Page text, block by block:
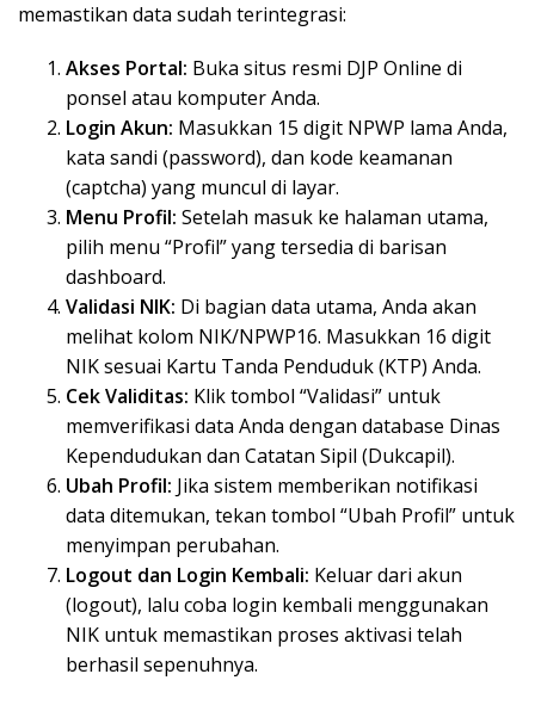
memastikan data sudah terintegrasi:
Akses Portal: Buka situs resmi DJP Online di
ponsel atau komputer Anda.
Login Akun: Masukkan 15 digit NPWP lama Anda,
kata sandi (password), dan kode keamanan
(captcha) yang muncul di layar.
Menu Profil: Setelah masuk ke halaman utama,
pilih menu “Profil” yang tersedia di barisan
dashboard.
Validasi NIK: Di bagian data utama, Anda akan
melihat kolom NIK/NPWP16. Masukkan 16 digit
NIK sesuai Kartu Tanda Penduduk (KTP) Anda.
Cek Validitas: Klik tombol “Validasi” untuk
memverifikasi data Anda dengan database Dinas
Kependudukan dan Catatan Sipil (Dukcapil).
Ubah Profil: Jika sistem memberikan notifikasi
data ditemukan, tekan tombol “Ubah Profil” untuk
menyimpan perubahan.
Logout dan Login Kembali: Keluar dari akun
(logout), lalu coba login kembali menggunakan
NIK untuk memastikan proses aktivasi telah
berhasil sepenuhnya.